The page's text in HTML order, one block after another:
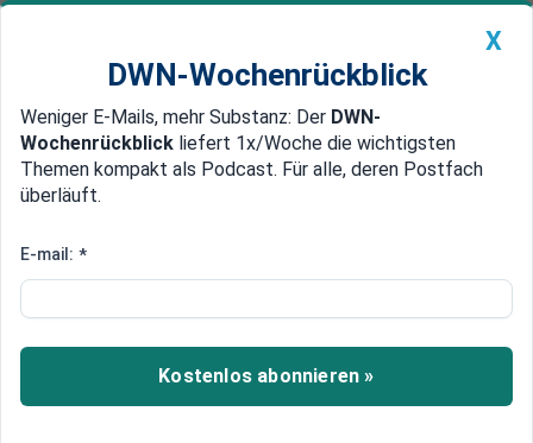
Newsticker MEIN DWN: Geldanlage Premium
Edelmetalle DWN-Magazin China
Putin: "Nato bereitet sich auf
Wladimir Putin wirft der Nato offen
Kriegsvorbereitungen gegen Russland vor und
kritisiert die steigenden Militärausgaben im
X
DWN-Wochenrückblick
Weniger E-Mails, mehr Substanz: Der DWN-
Wochenrückblick liefert 1x/Woche die wichtigsten
Themen kompakt als Podcast. Für alle, deren Postfach
überläuft.
E-mail: *
Kostenlos abonnieren »